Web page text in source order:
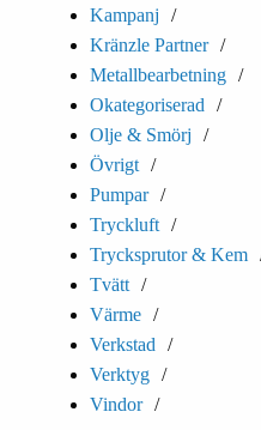
Kampanj
Kränzle Partner
Metallbearbetning
Okategoriserad
Olje & Smörj
Övrigt
Pumpar
Tryckluft
Trycksprutor & Kem
Tvätt
Värme
Verkstad
Verktyg
Vindor